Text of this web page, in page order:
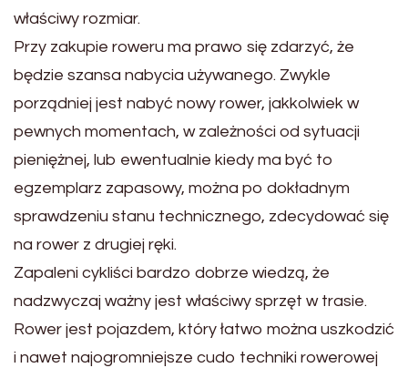
właściwy rozmiar.
Przy zakupie roweru ma prawo się zdarzyć, że
będzie szansa nabycia używanego. Zwykle
porządniej jest nabyć nowy rower, jakkolwiek w
pewnych momentach, w zależności od sytuacji
pieniężnej, lub ewentualnie kiedy ma być to
egzemplarz zapasowy, można po dokładnym
sprawdzeniu stanu technicznego, zdecydować się
na rower z drugiej ręki.
Zapaleni cykliści bardzo dobrze wiedzą, że
nadzwyczaj ważny jest właściwy sprzęt w trasie.
Rower jest pojazdem, który łatwo można uszkodzić
i nawet najogromniejsze cudo techniki rowerowej